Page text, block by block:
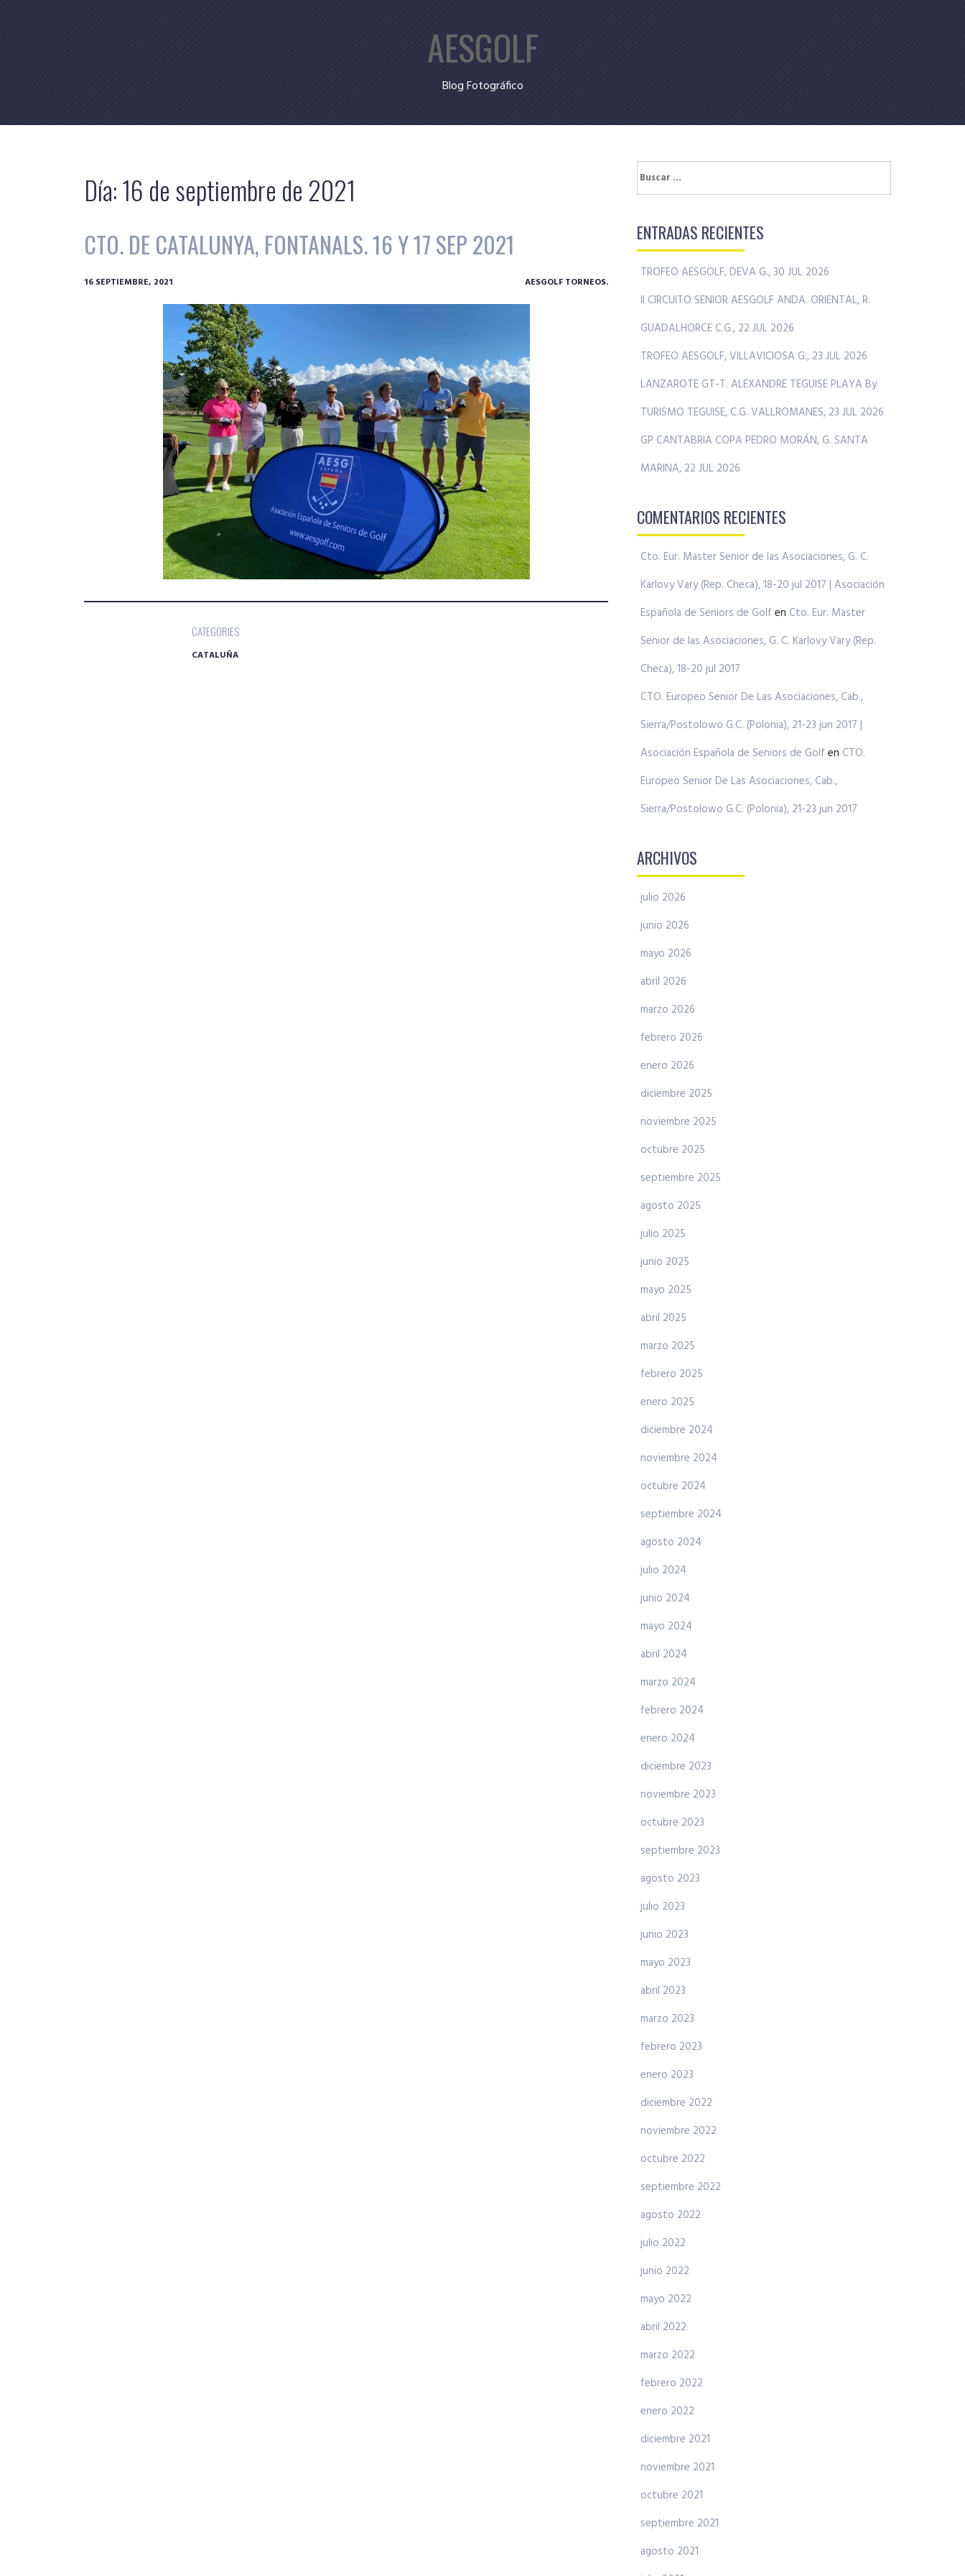
AESGOLF
Blog Fotográfico
Día:16 de septiembre de 2021
CTO. DE CATALUNYA, FONTANALS. 16 Y 17 SEP 2021
16 SEPTIEMBRE, 2021 AESGOLF TORNEOS.
CATEGORIES
CATALUÑA
Buscar:
ENTRADAS RECIENTES
TROFEO AESGOLF, DEVA G., 30 JUL 2026
II CIRCUITO SENIOR AESGOLF ANDA. ORIENTAL, R.
GUADALHORCE C.G., 22 JUL 2026
TROFEO AESGOLF, VILLAVICIOSA G., 23 JUL 2026
LANZAROTE GT-T. ALEXANDRE TEGUISE PLAYA By
TURISMO TEGUISE, C.G. VALLROMANES, 23 JUL 2026
GP CANTABRIA COPA PEDRO MORÁN, G. SANTA
MARINA, 22 JUL 2026
COMENTARIOS RECIENTES
Cto. Eur. Master Senior de las Asociaciones, G. C.
Karlovy Vary (Rep. Checa), 18-20 jul 2017 | Asociación
Española de Seniors de Golf en Cto. Eur. Master
Senior de las Asociaciones, G. C. Karlovy Vary (Rep.
Checa), 18-20 jul 2017
CTO. Europeo Senior De Las Asociaciones, Cab.,
Sierra/Postolowo G.C. (Polonia), 21-23 jun 2017 |
Asociación Española de Seniors de Golf en CTO.
Europeo Senior De Las Asociaciones, Cab.,
Sierra/Postolowo G.C. (Polonia), 21-23 jun 2017
ARCHIVOS
julio 2026
junio 2026
mayo 2026
abril 2026
marzo 2026
febrero 2026
enero 2026
diciembre 2025
noviembre 2025
octubre 2025
septiembre 2025
agosto 2025
julio 2025
junio 2025
mayo 2025
abril 2025
marzo 2025
febrero 2025
enero 2025
diciembre 2024
noviembre 2024
octubre 2024
septiembre 2024
agosto 2024
julio 2024
junio 2024
mayo 2024
abril 2024
marzo 2024
febrero 2024
enero 2024
diciembre 2023
noviembre 2023
octubre 2023
septiembre 2023
agosto 2023
julio 2023
junio 2023
mayo 2023
abril 2023
marzo 2023
febrero 2023
enero 2023
diciembre 2022
noviembre 2022
octubre 2022
septiembre 2022
agosto 2022
julio 2022
junio 2022
mayo 2022
abril 2022
marzo 2022
febrero 2022
enero 2022
diciembre 2021
noviembre 2021
octubre 2021
septiembre 2021
agosto 2021